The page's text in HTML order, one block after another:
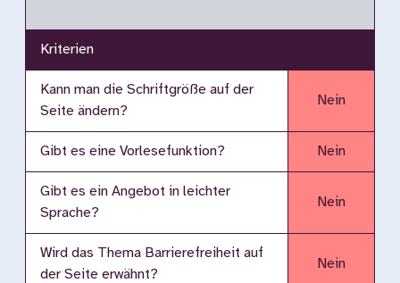
Kriterien
Kann man die Schriftgröße auf der
Seite ändern?
Nein
Gibt es eine Vorlesefunktion? Nein
Gibt es ein Angebot in leichter
Sprache?
Nein
Wird das Thema Barrierefreiheit auf
der Seite erwähnt?
Nein